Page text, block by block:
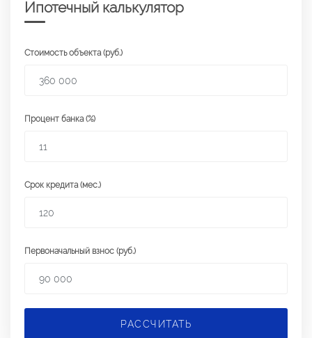
Ипотечный калькулятор
Стоимость объекта (руб.)
Процент банка (%)
Срок кредита (мес.)
Первоначальный взнос (руб.)
РАССЧИТАТЬ